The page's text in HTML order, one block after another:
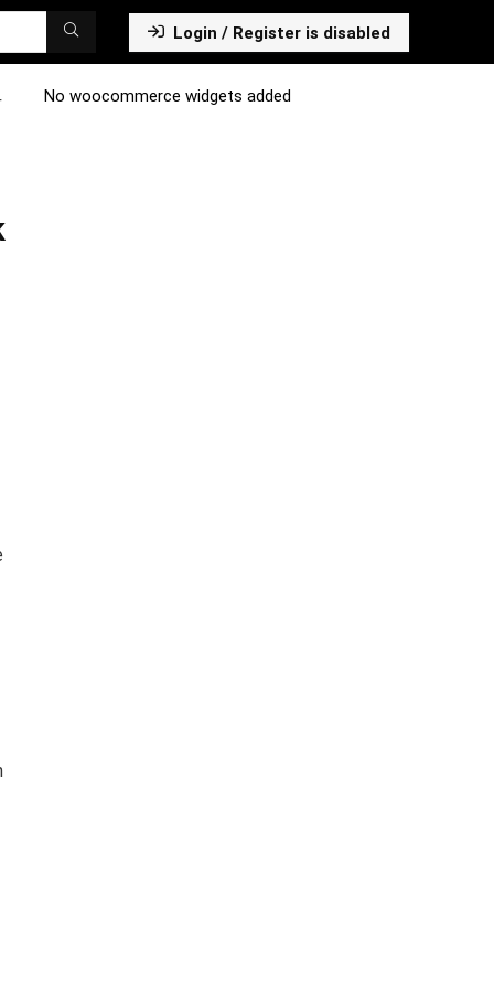
Login / Register is disabled
No woocommerce widgets added